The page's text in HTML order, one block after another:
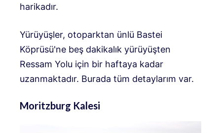
harikadır.
Yürüyüşler, otoparktan ünlü Bastei
Köprüsü'ne beş dakikalık yürüyüşten
Ressam Yolu için bir haftaya kadar
uzanmaktadır. Burada tüm detaylarım var.
Moritzburg Kalesi